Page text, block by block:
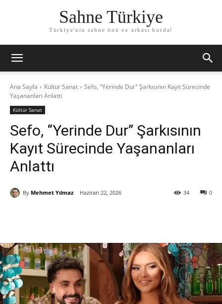
Sahne Türkiye
Türkiye'nin sahne önü ve arkası burda!
Ana Sayfa Kültür Sanat
Sefo, "Yerinde Dur" Şarkısının Kayıt Sürecinde
Yaşananları Anlattı
Kültür Sanat
Sefo, “Yerinde Dur” Şarkısının
Kayıt Sürecinde Yaşananları
Anlattı
By Mehmet Yılmaz Haziran 22, 2026 0
34